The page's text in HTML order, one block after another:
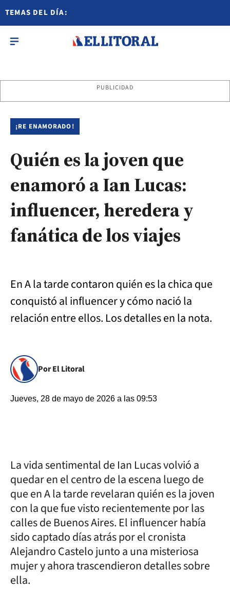
TEMAS DEL DÍA:
PUBLICIDAD
¡RE ENAMORADO!
Quién es la joven que
enamoró a Ian Lucas:
influencer, heredera y
fanática de los viajes
En A la tarde contaron quién es la chica que
conquistó al influencer y cómo nació la
relación entre ellos. Los detalles en la nota.
Por El Litoral
Jueves, 28 de mayo de 2026 a las 09:53
La vida sentimental de Ian Lucas volvió a
quedar en el centro de la escena luego de
que en A la tarde revelaran quién es la joven
con la que fue visto recientemente por las
calles de Buenos Aires. El influencer había
sido captado días atrás por el cronista
Alejandro Castelo junto a una misteriosa
mujer y ahora trascendieron detalles sobre
ella.